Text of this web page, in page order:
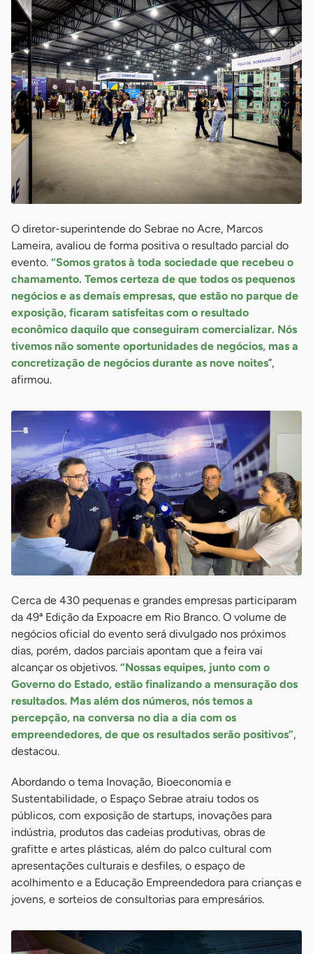
O diretor-superintende do Sebrae no Acre, Marcos
Lameira, avaliou de forma positiva o resultado parcial do
evento. “Somos gratos à toda sociedade que recebeu o
chamamento. Temos certeza de que todos os pequenos
negócios e as demais empresas, que estão no parque de
exposição, ficaram satisfeitas com o resultado
econômico daquilo que conseguiram comercializar. Nós
tivemos não somente oportunidades de negócios, mas a
concretização de negócios durante as nove noites”,
afirmou.
Cerca de 430 pequenas e grandes empresas participaram
da 49ª Edição da Expoacre em Rio Branco. O volume de
negócios oficial do evento será divulgado nos próximos
dias, porém, dados parciais apontam que a feira vai
alcançar os objetivos. “Nossas equipes, junto com o
Governo do Estado, estão finalizando a mensuração dos
resultados. Mas além dos números, nós temos a
percepção, na conversa no dia a dia com os
empreendedores, de que os resultados serão positivos”,
destacou.
Abordando o tema Inovação, Bioeconomia e
Sustentabilidade, o Espaço Sebrae atraiu todos os
públicos, com exposição de startups, inovações para
indústria, produtos das cadeias produtivas, obras de
grafitte e artes plásticas, além do palco cultural com
apresentações culturais e desfiles, o espaço de
acolhimento e a Educação Empreendedora para crianças e
jovens, e sorteios de consultorias para empresários.